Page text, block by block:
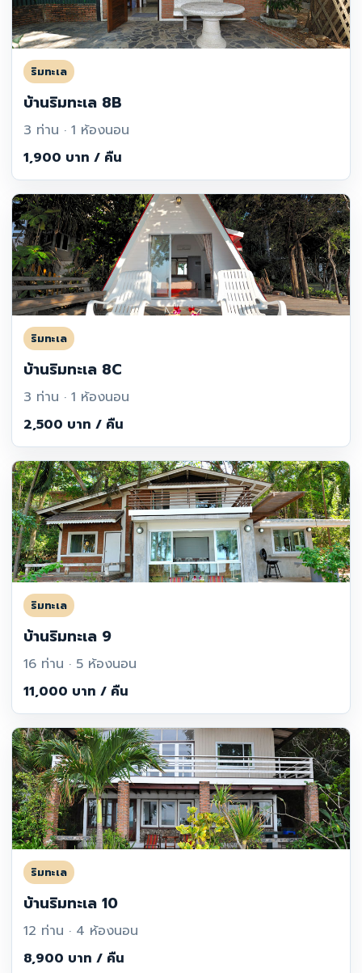
ริมทะเล
บ้านริมทะเล 8B
3 ท่าน · 1 ห้องนอน
1,900 บาท / คืน
ริมทะเล
บ้านริมทะเล 8C
3 ท่าน · 1 ห้องนอน
2,500 บาท / คืน
ริมทะเล
บ้านริมทะเล 9
16 ท่าน · 5 ห้องนอน
11,000 บาท / คืน
ริมทะเล
บ้านริมทะเล 10
12 ท่าน · 4 ห้องนอน
8,900 บาท / คืน